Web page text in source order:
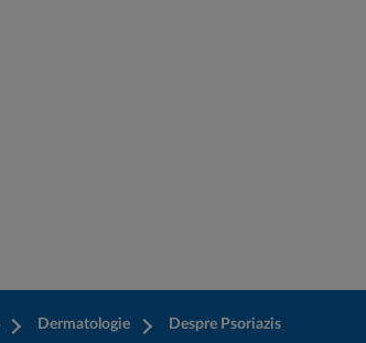
Dermatologie Despre Psoriazis